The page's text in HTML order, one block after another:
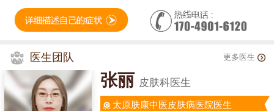
医生团队 更多医生
张丽 皮肤科医生
太原肤康中医皮肤病医院医生